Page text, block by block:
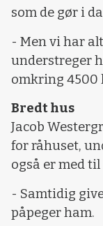
som de gør i
- Men vi har
understreger
omkring 4500
Bredt hus
Jacob
for råhuset,
også er med
- Samtidig
påpeger ham.